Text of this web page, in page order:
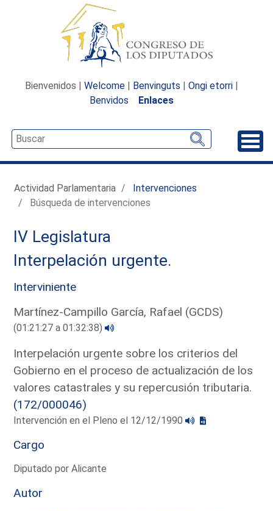
Bienvenidos | Welcome | Benvinguts | Ongi etorri |
Benvidos
Enlaces
Actividad Parlamentaria
Intervenciones
Búsqueda de intervenciones
IV Legislatura
Interpelación urgente.
Interviniente
Martínez-Campillo García, Rafael (GCDS)
(01:21:27 a 01:32:38)
Interpelación urgente sobre los criterios del
Gobierno en el proceso de actualización de los
valores catastrales y su repercusión tributaria.
(172/000046)
Intervención en el Pleno el 12/12/1990
Cargo
Diputado por Alicante
Autor